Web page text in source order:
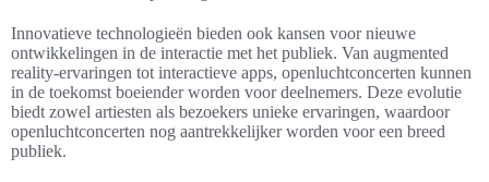
Innovatieve technologieën bieden ook kansen voor nieuwe
ontwikkelingen in de interactie met het publiek. Van augmented
reality-ervaringen tot interactieve apps, openluchtconcerten kunnen
in de toekomst boeiender worden voor deelnemers. Deze evolutie
biedt zowel artiesten als bezoekers unieke ervaringen, waardoor
openluchtconcerten nog aantrekkelijker worden voor een breed
publiek.